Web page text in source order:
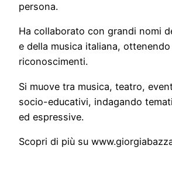
persona.
Ha collaborato con grandi nomi
e della musica italiana,
riconoscimenti.
Si muove tra musica, teatro,
socio-educativi, indagando
ed espressive.
Scopri di più su